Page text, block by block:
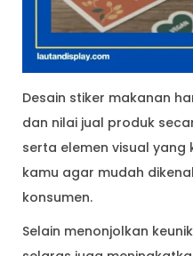
Desain stiker makanan
dan nilai jual produk
serta elemen visual
kamu agar mudah
konsumen.
Selain menonjolkan